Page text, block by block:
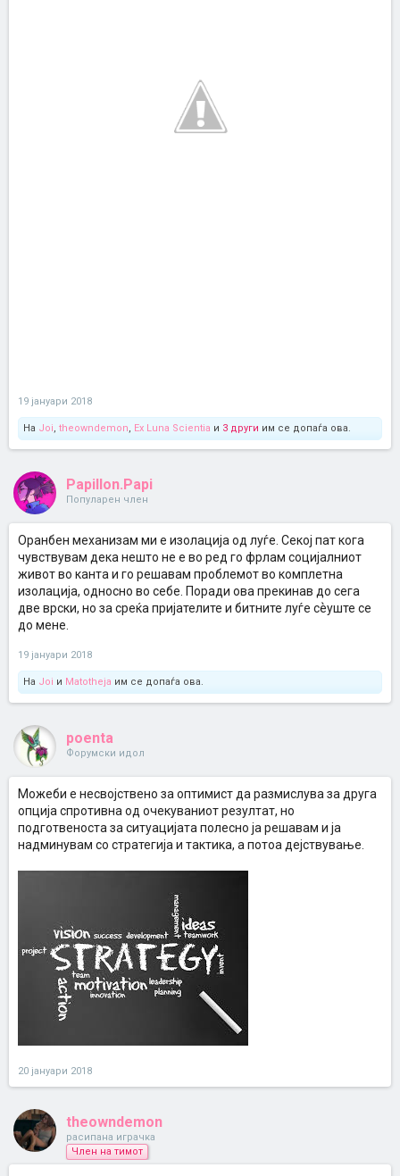
19 јануари 2018
На Joi, theowndemon, Ex Luna Scientia и 3 други им се допаѓа ова.
Papillon.Papi
Популарен член
Оранбен механизам ми е изолација од луѓе. Секој пат кога
чувствувам дека нешто не е во ред го фрлам социјалниот
живот во канта и го решавам проблемот во комплетна
изолација, односно во себе. Поради ова прекинав до сега
две врски, но за среќа пријателите и битните луѓе сѐуште се
до мене.
19 јануари 2018
На Joi и Matotheja им се допаѓа ова.
poenta
Форумски идол
Можеби е несвојствено за оптимист да размислува за друга
опција спротивна од очекуваниот резултат, но
подготвеноста за ситуацијата полесно ја решавам и ја
надминувам со стратегија и тактика, а потоа дејствување.
20 јануари 2018
theowndemon
расипана играчка
Член на тимот